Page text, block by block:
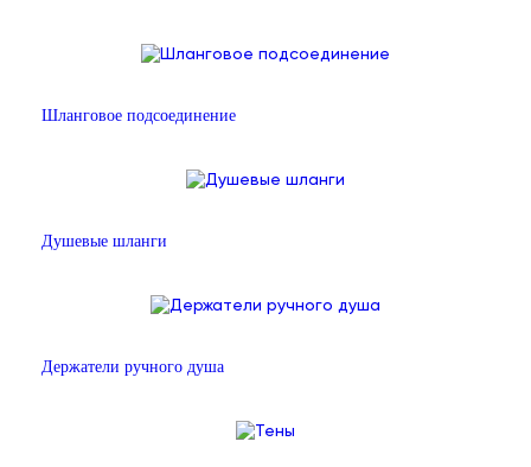
Шланговое подсоединение
Душевые шланги
Держатели ручного душа